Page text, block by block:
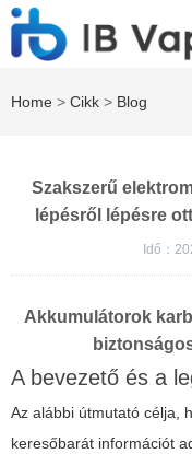
Home > Cikk > Blog
Szakszerű
lépésről lépésre
Idő：
Akkumulátorok
A bevezető és a
Az alábbi útmutató célja,
keresőbarát információt